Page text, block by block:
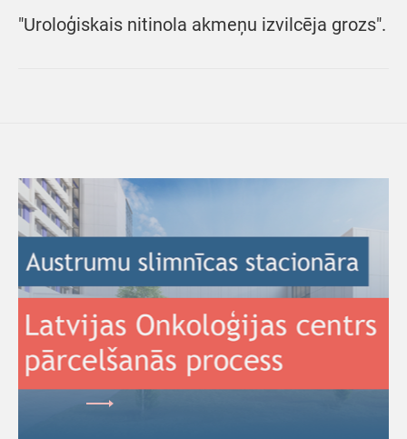
"Uroloģiskais nitinola akmeņu izvilcēja grozs".